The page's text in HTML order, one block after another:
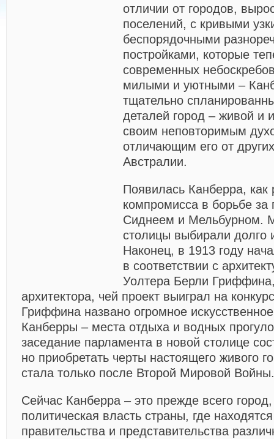
отличии от городов,
поселений, с кривыми
беспорядочными
постройками, которые
современных
милыми и уютными –
тщательно
деталей город – живой и
своим неповторимым
отличающим его от
Австралии.
Появилась Канберра, как
компромисса в борьбе за
Сиднеем и Мельбурном.
столицы выбирали долго
Наконец, в 1913 году
в соответствии с
Уолтера Берли
архитектора, чей проект выиграл на
Гриффина названо огромное
Канберры – места отдыха и водных
заседание парламента в новой столице
но приобретать черты настоящего живого
стала только после Второй Мировой Войны.
Сейчас Канберра – это прежде всего
политическая власть страны, где
правительства и представительства